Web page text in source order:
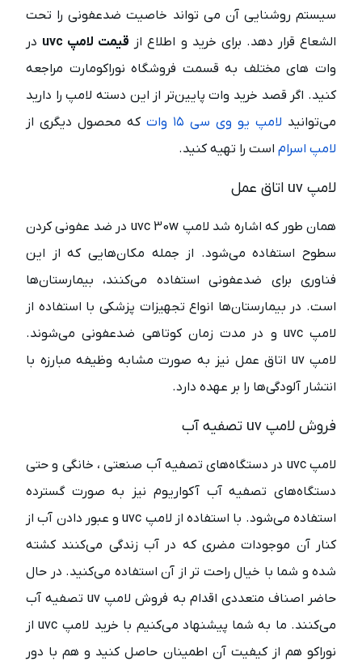
سیستم روشنایی آن می تواند خاصیت ضدعفونی را تحت
الشعاع قرار دهد. برای خرید و اطلاع از قیمت لامپ uvc
در
وات های مختلف به قسمت فروشگاه نوراکومارت مراجعه
کنید. اگر قصد خرید وات پایین‌تر از این دسته لامپ را دارید
می‌توانید لامپ یو وی سی ۱۵ وات
که محصول دیگری از
لامپ اسرام است را تهیه کنید.
لامپ uv اتاق عمل
همان طور که اشاره شد لامپ uvc 30w در ضد عفونی کردن
سطوح استفاده می‌شود. از جمله مکان‌هایی که از این
فناوری برای ضدعفونی استفاده می‌کنند، بیمارستان‌ها
است. در بیمارستان‌ها انواع تجهیزات پزشکی با استفاده از
لامپ uvc و در مدت زمان کوتاهی ضدعفونی می‌شوند.
لامپ uv اتاق عمل نیز به صورت مشابه وظیفه مبارزه با
انتشار آلودگی‌ها را بر عهده دارد.
فروش لامپ uv تصفیه آب
لامپ uvc در دستگاه‌های تصفیه آب صنعتی ، خانگی و حتی
دستگاه‌های تصفیه آب آکواریوم نیز به صورت گسترده
استفاده می‌شود. با استفاده از لامپ uvc و عبور دادن آب از
کنار آن موجودات مضری که در آب زندگی می‌کنند کشته
شده و شما با خیال راحت تر از آن استفاده می‌کنید. در حال
حاضر اصناف متعددی اقدام به فروش لامپ uv تصفیه آب
می‌کنند. ما به شما پیشنهاد می‌کنیم با خرید لامپ uvc از
نوراکو هم از کیفیت آن اطمینان حاصل کنید و هم با دور